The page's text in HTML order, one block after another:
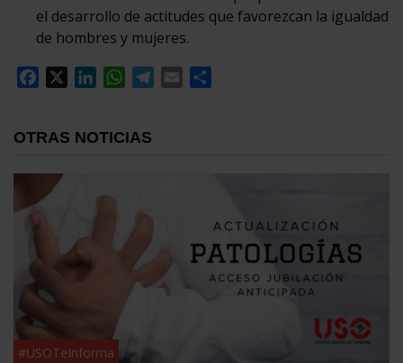
el desarrollo de actitudes que favorezcan la igualdad
de hombres y mujeres.
Facebook
LinkedInWhatsApp
Telegram
Email
OTRAS NOTICIAS
#USOTeInforma